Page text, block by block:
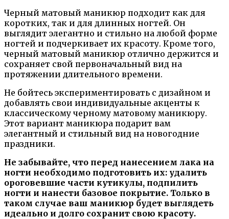
Черный матовый маникюр подходит как для
коротких, так и для длинных ногтей. Он
выглядит элегантно и стильно на любой форме
ногтей и подчеркивает их красоту. Кроме того,
черный матовый маникюр отлично держится и
сохраняет свой первоначальный вид на
протяжении длительного времени.
Не бойтесь экспериментировать с дизайном и
добавлять свои индивидуальные акценты к
классическому черному матовому маникюру.
Этот вариант маникюра подарит вам
элегантный и стильный вид на новогодние
праздники.
Не забывайте, что перед нанесением лака на
ногти необходимо подготовить их: удалить
ороговевшие части кутикулы, подпилить
ногти и нанести базовое покрытие. Только в
таком случае ваш маникюр будет выглядеть
идеально и долго сохранит свою красоту.